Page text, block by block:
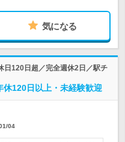
気になる
日120日超／完全週休2日／駅チ
120日以上・未経験歓迎
04